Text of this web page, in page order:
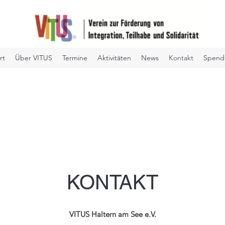
Über VITUS Termine Aktivitäten News Kontakt
KONTAKT
VITUS Haltern am See e.V.